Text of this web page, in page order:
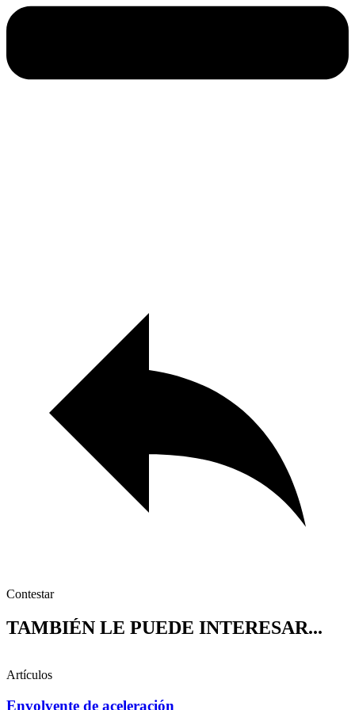
Contestar
TAMBIÉN LE PUEDE INTERESAR...
Artículos
Envolvente de aceleración